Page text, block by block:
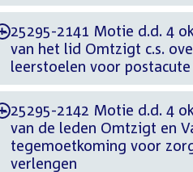
-25295-2141 Motie d.d. 4
van het lid Omtzigt c.s.
leerstoelen voor
-25295-2142 Motie d.d. 4
van de leden Omtzigt en
tegemoetkoming voor
verlengen